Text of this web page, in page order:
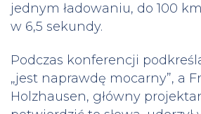
jednym ładowaniu, do 100
w 6,5 sekundy.
Podczas konferencji
„jest naprawdę mocarny”, a
Holzhausen, główny